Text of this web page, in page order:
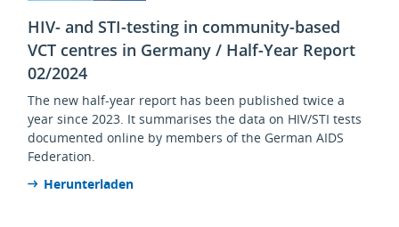
HIV- and STI-testing in community-based
VCT centres in Germany / Half-Year Report
02/2024
The new half-year report has been published twice a
year since 2023. It summarises the data on HIV/STI tests
documented online by members of the German AIDS
Federation.
Herunterladen